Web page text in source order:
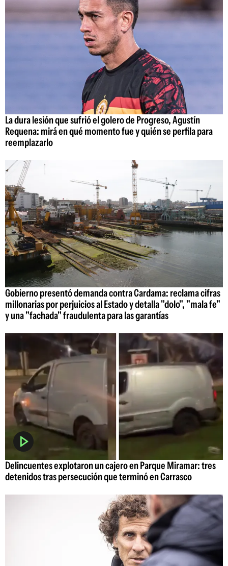
La dura lesión que sufrió el golero de Progreso, Agustín
Requena: mirá en qué momento fue y quién se perfila para
reemplazarlo
Gobierno presentó demanda contra Cardama: reclama cifras
millonarias por perjuicios al Estado y detalla "dolo", "mala fe"
y una "fachada" fraudulenta para las garantías
Delincuentes explotaron un cajero en Parque Miramar: tres
detenidos tras persecución que terminó en Carrasco